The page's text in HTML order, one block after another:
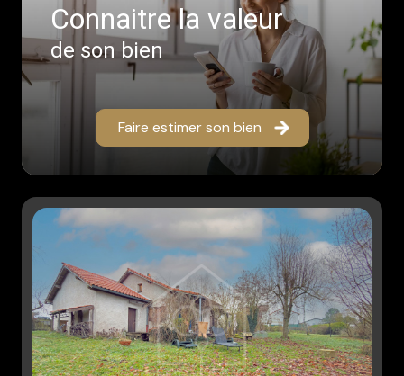
Connaitre la valeur
de son bien
Faire estimer son bien